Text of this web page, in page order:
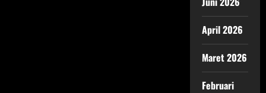
April 2026
Maret 2026
Februari